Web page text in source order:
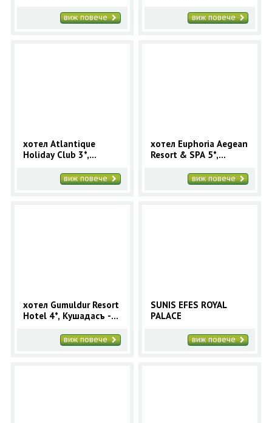
цени за хотел
Kusadasi Golf Club
виж повече
Oписание, снимки и
цени за хотел Imbat
виж повече
хотел Atlantique
Holiday Club 3*,
и цени за хотел
Atlantique Holiday
виж повече
хотел Euphoria Aegean
Resort & SPA 5*,
и цени за хотел
Euphoria Aegean
виж повече
хотел Gumuldur Resort
Hotel 4*, Кушадасъ -
хотел Gumuldur Resort
виж повече
SUNIS EFES ROYAL
PALACE
виж повече